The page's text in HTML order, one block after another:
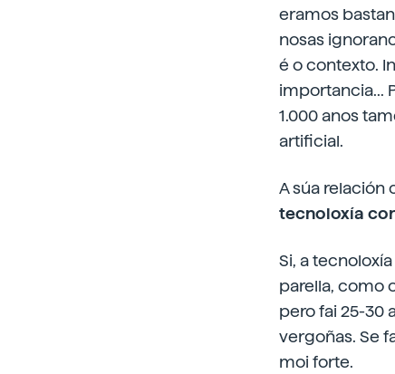
eramos
nosas
é o contexto.
importancia...
1.000 anos
artificial.
A súa relación
tecnoloxía
Si, a
parella, como
pero fai 25-30
vergoñas. Se
moi forte.